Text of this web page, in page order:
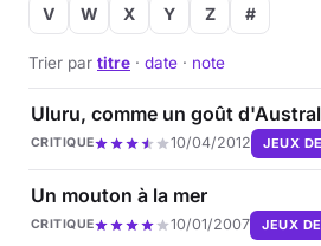
V
W X Y Z #
Trier par titre · date · note
Uluru, comme un goût
CRITIQUE 10/04/2012 JEUX
Un mouton à la mer
CRITIQUE 10/01/2007 JEUX